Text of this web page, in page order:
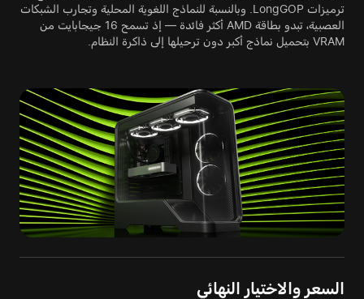
ترميزات LongGOP. وبالنسبة للنماذج اللغوية المحلية وتجارب الشبكات
العصبية، تبدو بطاقة AMD أكثر فائدة — إذ تسمح 16 جيجابايت من
VRAM بتحميل نماذج أكبر دون ترحيلها إلى ذاكرة النظام.
السعر والاختيار النهائي